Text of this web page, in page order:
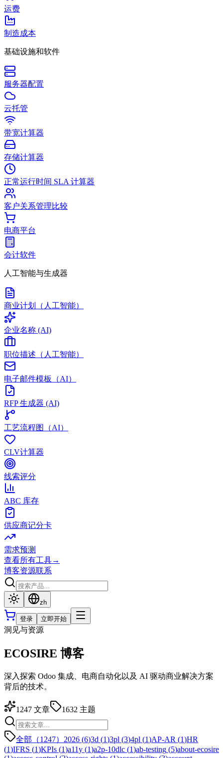
运费
制造成本
基础设施和软件
服务器配置
云托管
带宽计算器
存储计算器
正常运行时间 SLA 计算器
客户关系管理比较
电商平台
会计软件
人工智能与生成器
商业计划（人工智能）
企业名称 (AI)
职位描述（人工智能）
电子邮件模板（AI）
RFP 生成器 (AI)
工艺流程图（AI）
CLV计算器
线索评分
ABC 库存
供应商记分卡
需求预测
查看所有工具→
博客资源联系
zh
登录 立即开始
洞见与资源
ECOSIRE 博客
深入探索 Odoo 集成、电商自动化以及 AI 驱动商业解决方案
背后的技术。
1247 文章 1632 主题
全部（1247） 2026 (6)3d (1)3pl (3)4pl (1)AP-AR (1)HR
(1)IFRS (1)KPIs (1)a11y (1)a2p-10dlc (1)ab-testing (5)about-ecosire